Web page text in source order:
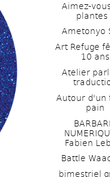
Aimez-
plantes
Ametonyo
Art Refuge
10 ans
Atelier
Autour d'un
pain
Fabien
Battle
bimestriel